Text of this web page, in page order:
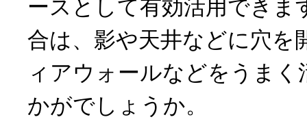
ースとして有効活用できま
合は、影や天井などに穴を
ィアウォールなどをうま
かがでしょうか。